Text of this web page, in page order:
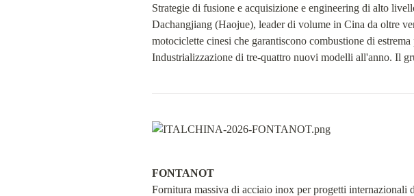
Strategie di fusione e acquisizione e engineering di alto
Dachangjiang (Haojue), leader di volume in Cina da oltre
motociclette cinesi che garantiscono combustione di
Industrializzazione di tre-quattro nuovi modelli all'anno. Il
FONTANOT
Fornitura massiva di acciaio inox per progetti